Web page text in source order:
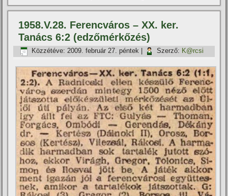
1958.V.28. Ferencváros – XX. ker.
Tanács 6:2 (edzőmérkőzés)
Közzétéve: 2009. február 27. péntek Szerző: K@rcsi